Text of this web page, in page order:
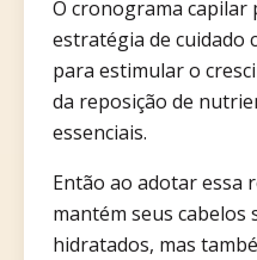
O cronograma capilar
estratégia de cuidado
para estimular o
da reposição de
essenciais.
Então ao adotar essa
mantém seus cabelos
hidratados, mas